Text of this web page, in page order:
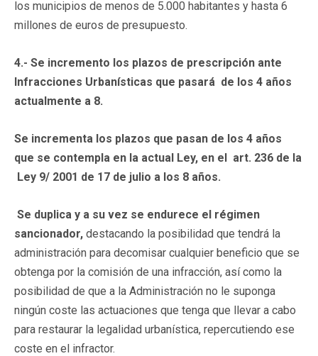
los municipios de menos de 5.000 habitantes y hasta 6
millones de euros de presupuesto.
4.- Se incremento los plazos de prescripción ante
Infracciones Urbanísticas que pasará de los 4 años
actualmente a 8.
Se incrementa los plazos que pasan de los 4 años
que se contempla en la actual Ley, en el art. 236 de la
Ley 9/ 2001 de 17 de julio a los 8 años.
Se duplica y a su vez se endurece el régimen
sancionador, destacando la posibilidad que tendrá la
administración para decomisar cualquier beneficio que se
obtenga por la comisión de una infracción, así como la
posibilidad de que a la Administración no le suponga
ningún coste las actuaciones que tenga que llevar a cabo
para restaurar la legalidad urbanística, repercutiendo ese
coste en el infractor.